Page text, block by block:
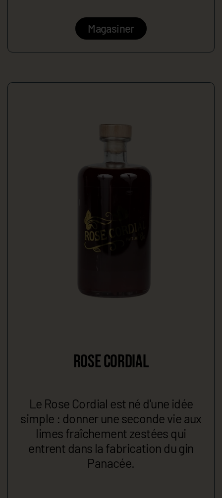
Magasiner
ROSE CORDIAL
Le Rose Cordial est né d'une idée
simple : donner une seconde vie aux
limes fraîchement zestées qui
entrent dans la fabrication du gin
Panacée.